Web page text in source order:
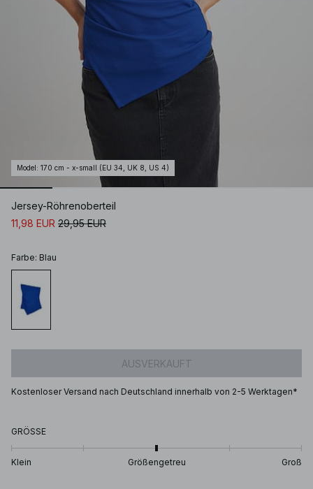
Model : 170 cm - x-small (EU 34, UK 8, US 4)
Jersey-Röhrenoberteil
11,98 EUR 29,95 EUR
Farbe: Blau
AUSVERKAUFT
Kostenloser Versand nach Deutschland innerhalb von 2-5 Werktagen*
GRÖSSE
Klein Größengetreu Groß